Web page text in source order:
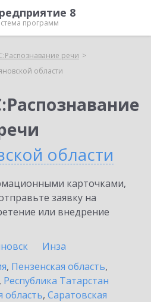
8
программ
речи
области
области
карточками,
заявку на
или внедрение
Инза
, Пензенская область,
, Республика Татарстан
область, Саратовская